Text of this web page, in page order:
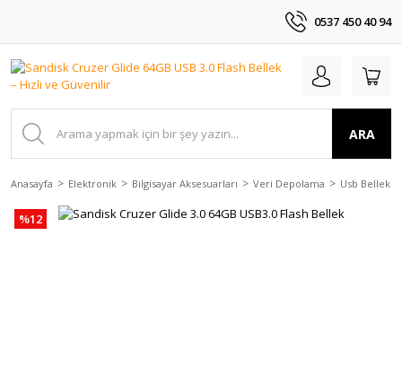
0537 450 40 94
ARA
Anasayfa Elektronik Bilgisayar Aksesuarları Veri Depolama Usb
%12